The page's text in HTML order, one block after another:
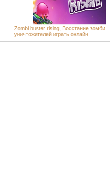
Zombi buster rising, Восстание зомби
уничтожителей играть онлайн